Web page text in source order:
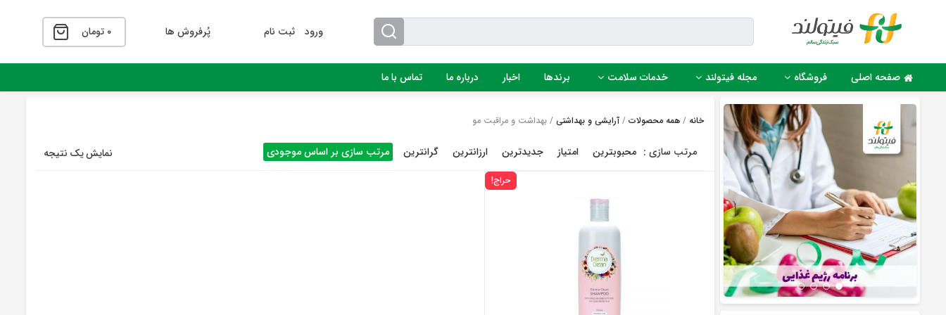
ورود ثبت نام پُرفروش ها ۰ تومان
صفحه اصلی فروشگاه مجله فیتولند خدمات سلامت برندها اخبار درباره ما تماس با ما
خانه /همه محصولات /آرایشی و بهداشتی / بهداشت و مراقبت مو
نمایش یک نتیجه مرتب سازی : محبوبترین امتیاز جدیدترین ارزانترین گرانترین مرتب سازی بر اساس موجودی
حراج!